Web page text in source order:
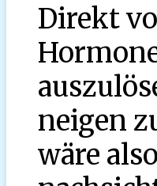
Direkt
neigen
wäre